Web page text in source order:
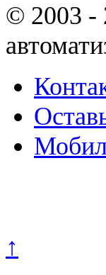
© 2003 -
↑